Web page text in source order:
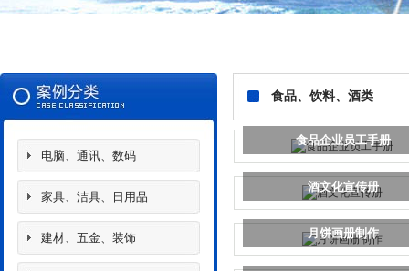
电脑、通讯、数码
家具、洁具、日用品
建材、五金、装饰
食品、饮料、酒类
食品企业员工手册
酒文化宣传册
月饼画册制作